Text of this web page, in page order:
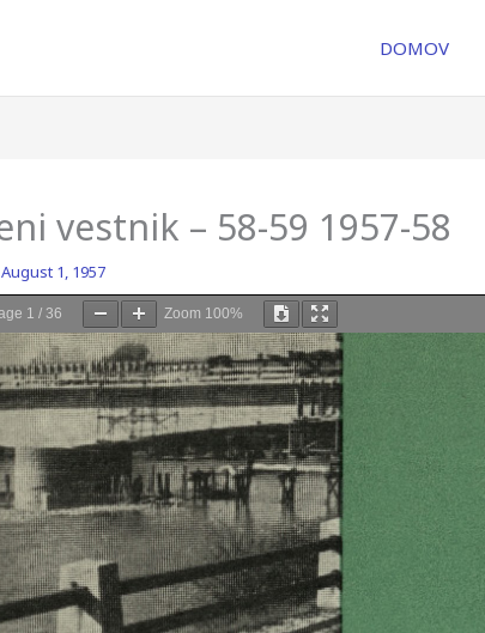
DOMOV
vestnik – 58-59 1957-58
August 1, 1957
1 / 36 Zoom 100%